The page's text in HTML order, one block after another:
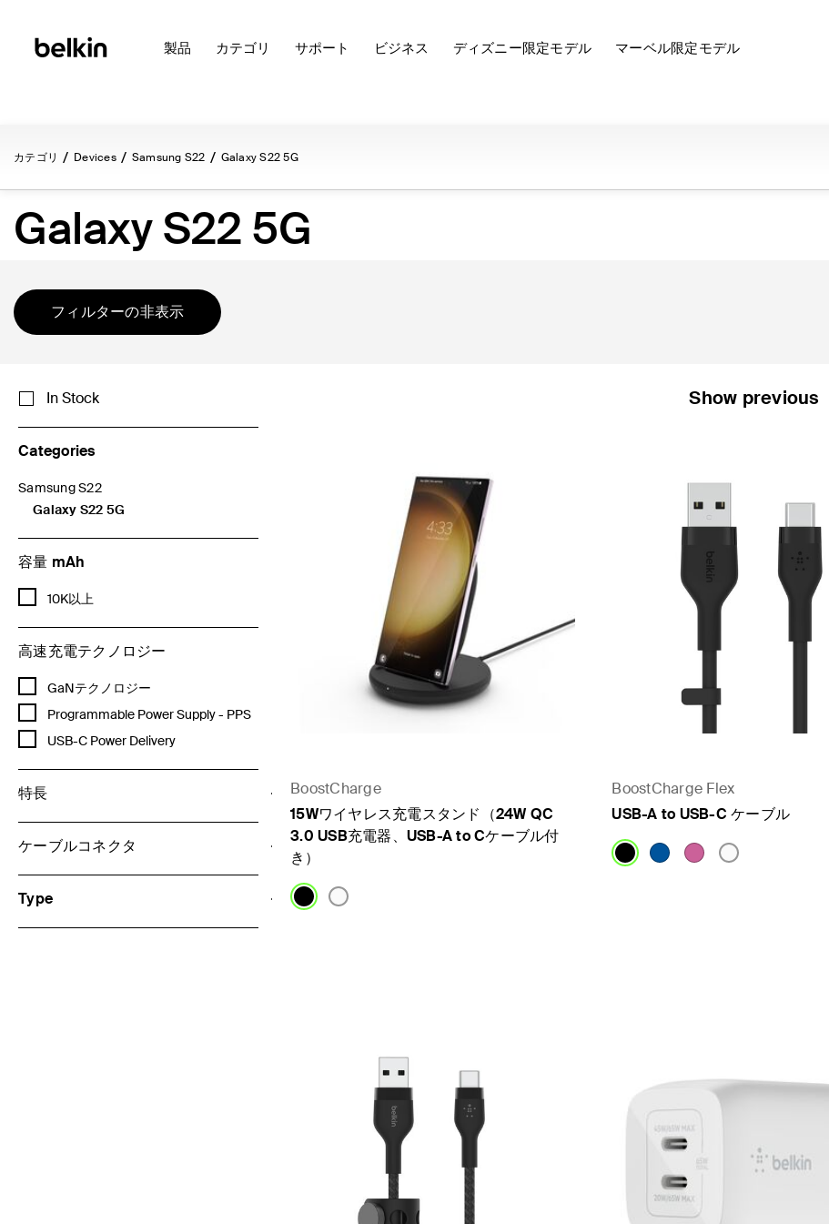
製品 カテゴリ サポート ビジネス ディズニー限定モデル マーベル限定モデル
カテゴリ Devices Samsung S22 Galaxy S22 5G
Galaxy S22 5G
フィルターの非表示
In Stock
Categories
Samsung S22
Categoriesで絞り込み: Samsung S22
Galaxy S22 5G
選択済み 現在Categoriesで絞り込み中: Galaxy S22 5G
容量 mAh
10K以上
容量 mAhで絞り込み: 10K以上
高速充電テクノロジー
GaNテクノロジー
高速充電テクノロジーで絞り込み: GaNテクノロジー
Programmable Power Supply - PPS
高速充電テクノロジーで絞り込み: Programmable Power Supply - PPS
USB-C Power Delivery
高速充電テクノロジーで絞り込み: USB-C Power Delivery
特長
ケーブルコネクタ
Type
Show previous
BoostCharge
15Wワイヤレス充電スタンド（24W QC
3.0 USB充電器、USB-A to Cケーブル付
き）
BoostCharge Flex
USB-A to USB-C ケーブル